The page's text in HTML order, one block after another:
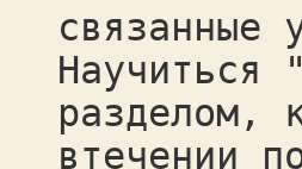
связанные
Научиться
разделом,
втечении